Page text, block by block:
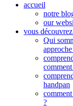
accueil
notre
our
vous
Qui
handpan
?